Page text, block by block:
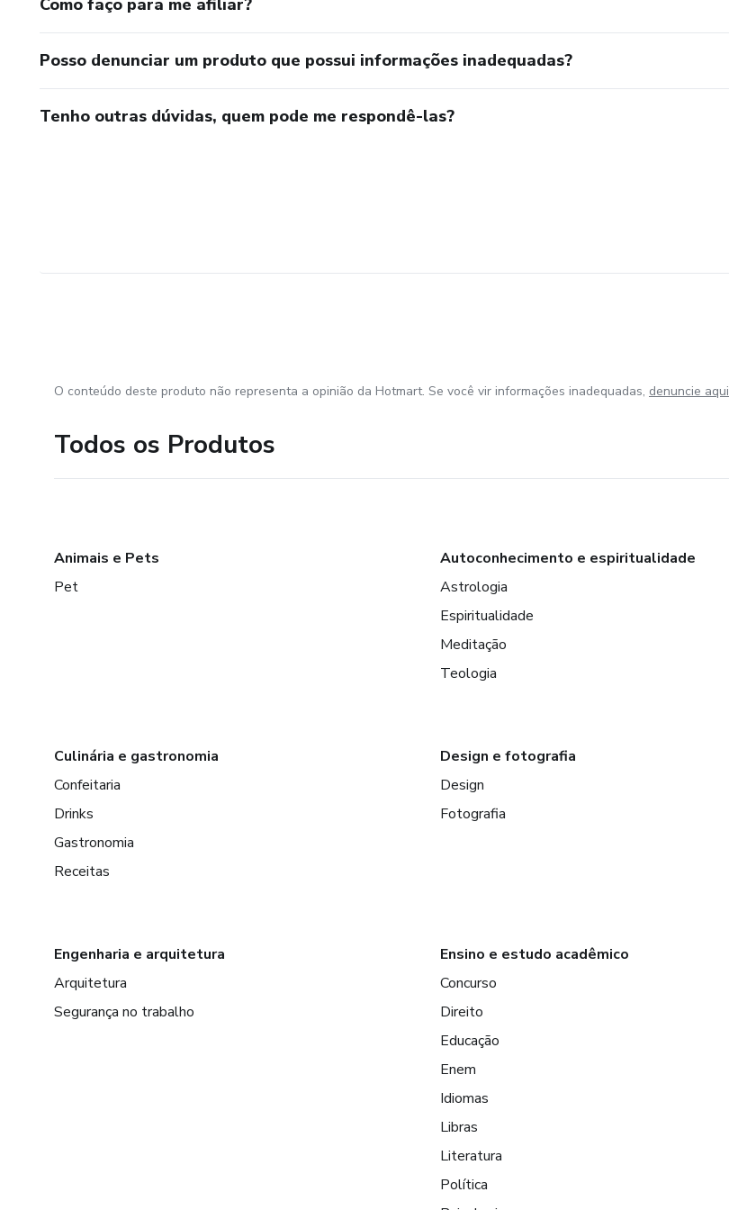
Posso denunciar um produto que possui informações inadequadas?
Tenho outras dúvidas, quem pode me respondê-las?
O conteúdo deste produto não representa a opinião da Hotmart. Se você vir informações inadequadas, denuncie aqui
Todos os Produtos
Animais e Pets
Pet
Autoconhecimento e espiritualidade
Astrologia
Espiritualidade
Meditação
Teologia
Culinária e gastronomia
Confeitaria
Drinks
Gastronomia
Receitas
Design e fotografia
Design
Fotografia
Engenharia e arquitetura
Arquitetura
Segurança no trabalho
Ensino e estudo acadêmico
Concurso
Direito
Educação
Enem
Idiomas
Libras
Literatura
Política